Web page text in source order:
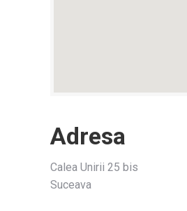
Adresa
Calea Unirii 25 bis
Suceava